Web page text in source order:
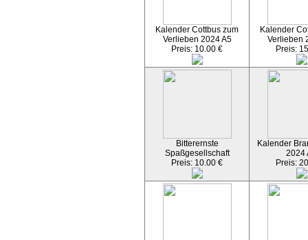
Kalender Cottbus zum
Verlieben 2024 A5
Preis: 10.00 €
Kalender
Verlieben
Preis:
Bitterernste
Spaßgesellschaft
Preis: 10.00 €
Kalender
2024
Preis: